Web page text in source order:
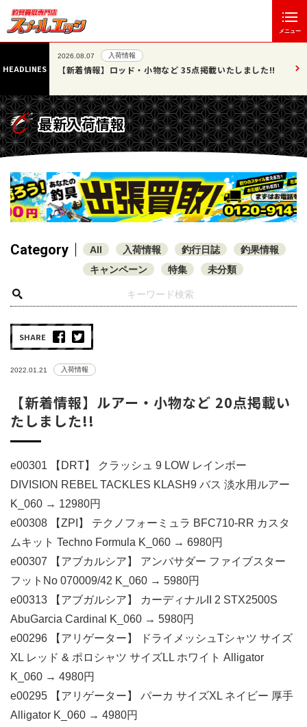
メニュー
HEADLINES
小物など 35点掲載いたしました!!
【最速情報】直近の387個!!
最新入荷情報
Category All 入荷情報 釣行日誌
釣果情報
キャンペーン
特集 未分類
SHARE
2022.01.21 入荷情報
【新着情報】ルアー・小物など 20点掲載い
たしました!!
e00301 【DRT】 クラッシュ 9 LOW レインボー
DIVISION REBEL TACKLES KLASH9 バス 淡水用ルアー
K_060 → 12980円
e00308 【ZPI】 テクノフォーミュラ BFC710-RR カスタ
ムキット Techno Formula K_060 → 6980円
e00307 【アブカルシア】 アンバサダー ファイブスター
フットNo 070009/42 K_060 → 5980円
e00313 【アブガルシア】 カーディナルII 2 STX2500S
AbuGarcia Cardinal K_060 → 5980円
e00296 【アリゲーター】 ドライメッシュTシャツ サイズ
XL レッド & ポロシャツ サイズLL ホワイト Alligator
K_060 → 4980円
e00295 【アリゲーター】 パーカ サイズXL ネイビー 厚手
Alligator K_060 → 4980円